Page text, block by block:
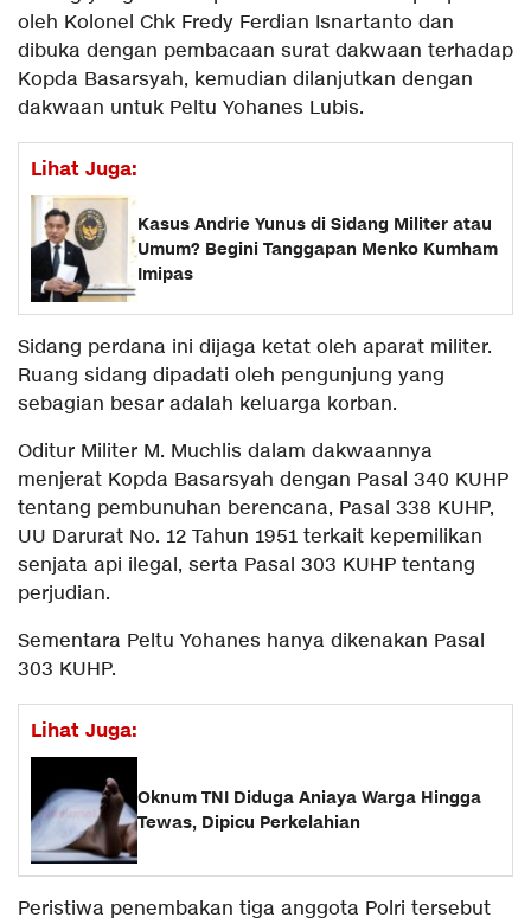
oleh Kolonel Chk Fredy Ferdian Isnartanto dan
dibuka dengan pembacaan surat dakwaan terhadap
Kopda Basarsyah, kemudian dilanjutkan dengan
dakwaan untuk Peltu Yohanes Lubis.
Lihat Juga:
Kasus Andrie Yunus di Sidang Militer atau
Umum? Begini Tanggapan Menko Kumham
Imipas
Sidang perdana ini dijaga ketat oleh aparat militer.
Ruang sidang dipadati oleh pengunjung yang
sebagian besar adalah keluarga korban.
Oditur Militer M. Muchlis dalam dakwaannya
menjerat Kopda Basarsyah dengan Pasal 340 KUHP
tentang pembunuhan berencana, Pasal 338 KUHP,
UU Darurat No. 12 Tahun 1951 terkait kepemilikan
senjata api ilegal, serta Pasal 303 KUHP tentang
perjudian.
Sementara Peltu Yohanes hanya dikenakan Pasal
303 KUHP.
Lihat Juga:
Oknum TNI Diduga Aniaya Warga Hingga
Tewas, Dipicu Perkelahian
Peristiwa penembakan tiga anggota Polri tersebut